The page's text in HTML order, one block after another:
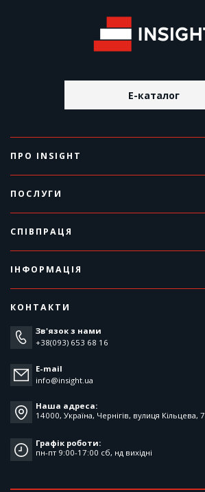
E-каталог
ПРО INSIGHT
ПОСЛУГИ
СПІВПРАЦЯ
ІНФОРМАЦІЯ
КОНТАКТИ
Зв'язок з нами
+38(093) 653 68 16
E-mail
info@insight.ua
Наша адреса:
14000, Україна, Чернігів, вулиця Кільцева, 7
Графік роботи:
пн-пт 9:00-17:00 cб, нд вихідні